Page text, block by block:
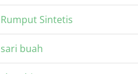
Rumput Sintetis
sari buah